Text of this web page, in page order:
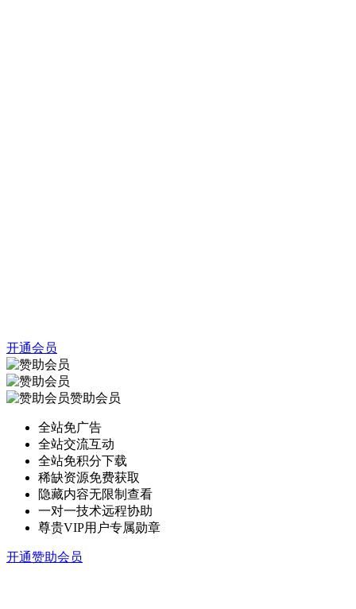
开通会员
赞助会员
全站免广告
全站交流互动
全站免积分下载
稀缺资源免费获取
隐藏内容无限制查看
一对一技术远程协助
尊贵VIP用户专属勋章
开通赞助会员